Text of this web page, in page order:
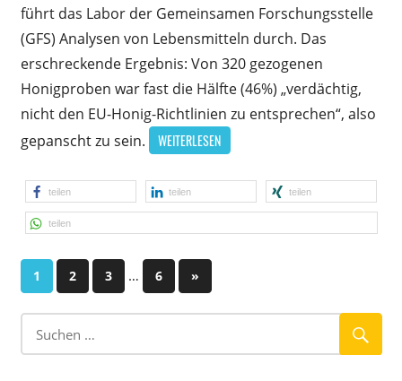
führt das Labor der Gemeinsamen Forschungsstelle
(GFS) Analysen von Lebensmitteln durch. Das
erschreckende Ergebnis: Von 320 gezogenen
Honigproben war fast die Hälfte (46%) „verdächtig,
nicht den EU-Honig-Richtlinien zu entsprechen“, also
gepanscht zu sein.
WEITERLESEN
teilen teilen teilen
teilen
Seitennummerierung
der
Beiträge
1 2 3 … 6
Nächste
Beiträge
»